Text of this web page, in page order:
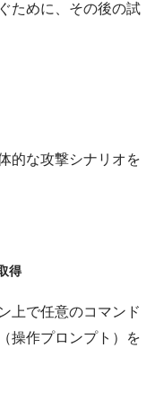
ために、その後の試
的な攻撃シナリオを
得
上で任意のコマンド
操作プロンプト）を